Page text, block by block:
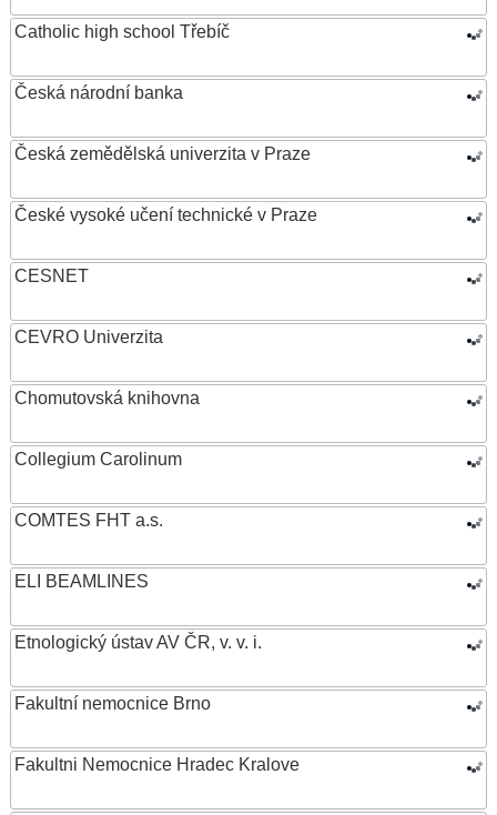
Catholic high school Třebíč
Česká národní banka
Česká zemědělská univerzita v Praze
České vysoké učení technické v Praze
CESNET
CEVRO Univerzita
Chomutovská knihovna
Collegium Carolinum
COMTES FHT a.s.
ELI BEAMLINES
Etnologický ústav AV ČR, v. v. i.
Fakultní nemocnice Brno
Fakultni Nemocnice Hradec Kralove